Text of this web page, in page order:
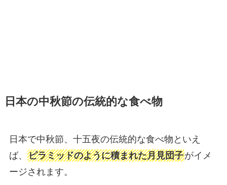
日本の中秋節の伝統的な食べ物
日本で中秋節、十五夜の伝統的な食べ物といえ
ば、 ピラミッドのように積まれた月見団子がイメ
ージされます。